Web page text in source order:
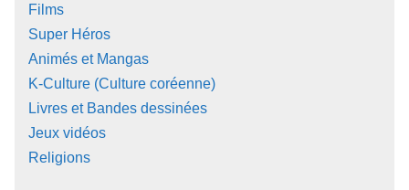
Films
Super Héros
Animés et Mangas
K-Culture (Culture coréenne)
Livres et Bandes dessinées
Jeux vidéos
Religions